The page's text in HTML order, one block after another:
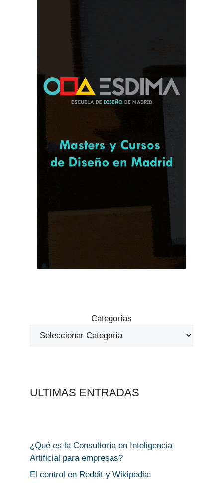
Categorías
ULTIMAS ENTRADAS
¿Qué es la Consultoría en Inteligencia
Artificial para empresas?
El control en Reddit y Wikipedia: